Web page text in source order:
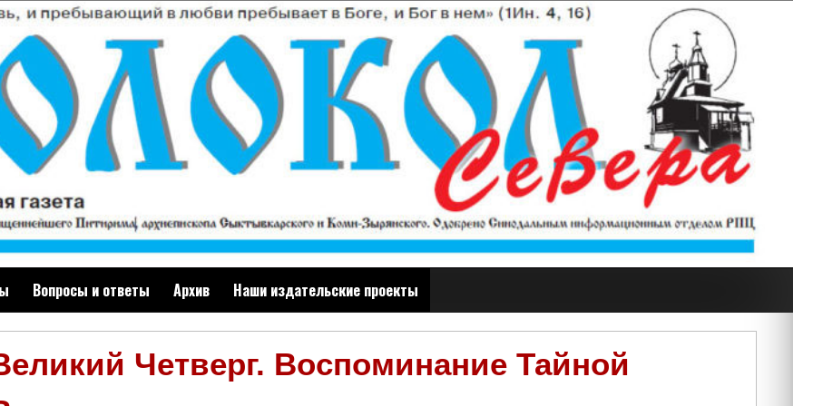
Вопросы и ответы Архив Наши издательские проекты
Четверг. Воспоминание Тайной